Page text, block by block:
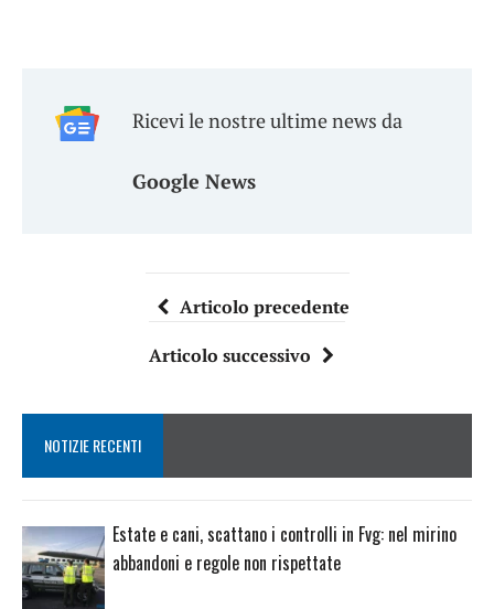
Ricevi le nostre ultime news da
Google News
Articolo precedente
Articolo successivo
NOTIZIE RECENTI
Estate e cani, scattano i controlli in Fvg: nel mirino
abbandoni e regole non rispettate